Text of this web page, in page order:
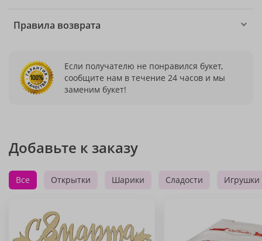
Правила возврата
Если получателю не понравился букет,
сообщите нам в течение 24 часов и мы
заменим букет!
Добавьте к заказу
Все Открытки Шарики Сладости Игрушки